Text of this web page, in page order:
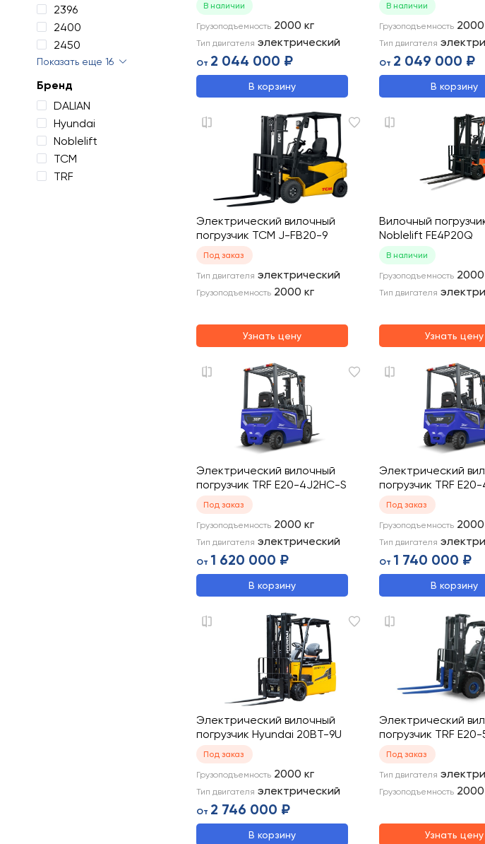
2396
2400
2450
Показать еще 16
Бренд
DALIAN
Hyundai
Noblelift
TCM
TRF
В наличии
Грузоподъемность 2000 кг
Тип двигателя электрический
От 2 044 000 ₽
В корзину
В наличии
Грузоподъемность 2000
Тип двигателя
От 2 049 000 ₽
В корзину
Электрический вилочный
погрузчик TCM J-FB20-9
Под заказ
Тип двигателя электрический
Грузоподъемность 2000 кг
Узнать цену
Вилочный
Noblelift FE4P20Q
В наличии
Грузоподъемность 2000
Тип двигателя
Узнать цену
Электрический вилочный
погрузчик TRF E20-4J2HC-S
Под заказ
Грузоподъемность 2000 кг
Тип двигателя электрический
От 1 620 000 ₽
В корзину
Электрический
погрузчик TRF
Под заказ
Грузоподъемность 2000
Тип двигателя
От 1 740 000 ₽
В корзину
Электрический вилочный
погрузчик Hyundai 20BT-9U
Под заказ
Грузоподъемность 2000 кг
Тип двигателя электрический
От 2 746 000 ₽
В корзину
Электрический
погрузчик TRF
Под заказ
Тип двигателя
Грузоподъемность 2000
Узнать цену